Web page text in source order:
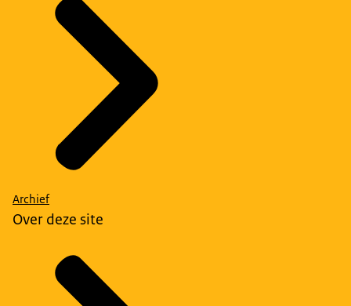
Archief
Over deze site